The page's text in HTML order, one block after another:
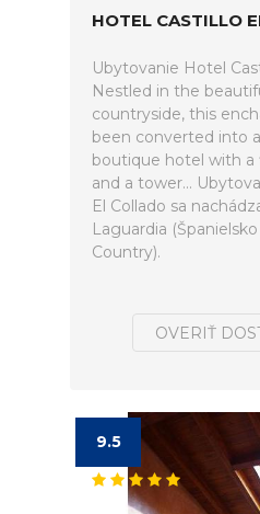
HOTEL CASTILLO
Ubytovanie Hotel
Nestled in the
countryside, this
been converted into
boutique hotel with a
and a tower...
El Collado sa
Laguardia
Country).
OVERIŤ
9.5